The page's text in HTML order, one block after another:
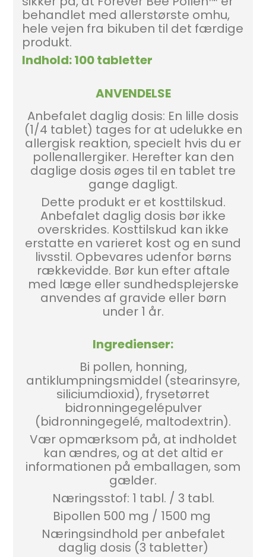
behandlet med allerstørste omhu,
hele vejen fra bikuben til det færdige
produkt.
Indhold: 100 tabletter
ANVENDELSE
Anbefalet daglig dosis: En lille dosis
(1/4 tablet) tages for at udelukke en
allergisk reaktion, specielt hvis du er
pollenallergiker. Herefter kan den
daglige dosis øges til en tablet tre
gange dagligt.
Dette produkt er et kosttilskud.
Anbefalet daglig dosis bør ikke
overskrides. Kosttilskud kan ikke
erstatte en varieret kost og en sund
livsstil. Opbevares udenfor børns
rækkevidde. Bør kun efter aftale
med læge eller sundhedsplejerske
anvendes af gravide eller børn
under 1 år.
Ingredienser:
Bi pollen, honning,
antiklumpningsmiddel (stearinsyre,
siliciumdioxid), frysetørret
bidronningegelépulver
(bidronningegelé, maltodextrin).
Vær opmærksom på, at indholdet
kan ændres, og at det altid er
informationen på emballagen, som
gælder.
Næringsstof: 1 tabl. / 3 tabl.
Bipollen 500 mg / 1500 mg
Næringsindhold per anbefalet
daglig dosis (3 tabletter)